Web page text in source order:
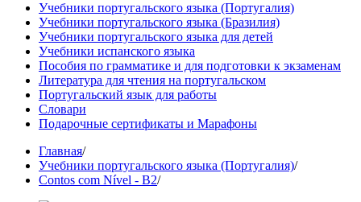
Учебники португальского языка (Португалия)
Учебники португальского языка (Бразилия)
Учебники португальского языка для детей
Учебники испанского языка
Пособия по грамматике и для подготовки к экзаменам
Литература для чтения на португальском
Португальский язык для работы
Словари
Подарочные сертификаты и Марафоны
Главная/
Учебники португальского языка (Португалия)/
Contos com Nível - B2/